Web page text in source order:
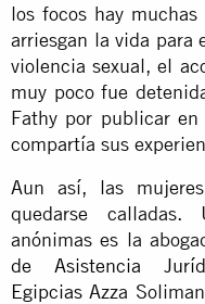
los focos hay
arriesgan la vida para
violencia sexual, el
muy poco fue
Fathy por publicar en
compartía sus
Aun así, las
quedarse
anónimas es la
de Asistencia
Egipcias Azza